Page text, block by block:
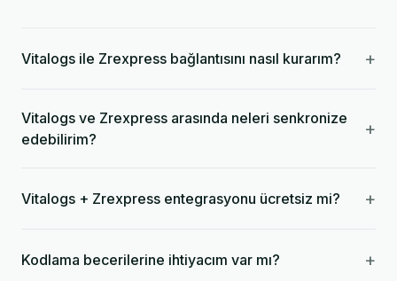
Vitalogs ile Zrexpress bağlantısını nasıl kurarım? +
Vitalogs ve Zrexpress arasında neleri senkronize
edebilirim?
+
Vitalogs + Zrexpress entegrasyonu ücretsiz mi? +
Kodlama becerilerine ihtiyacım var mı? +